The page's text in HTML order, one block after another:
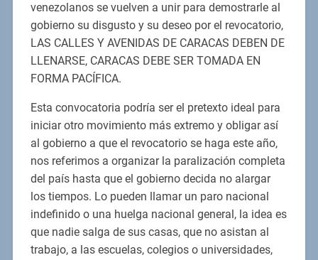
venezolanos se vuelven a unir para demostrarle al
gobierno su disgusto y su deseo por el revocatorio,
LAS CALLES Y AVENIDAS DE CARACAS DEBEN DE
LLENARSE, CARACAS DEBE SER TOMADA EN
FORMA PACÍFICA.
Esta convocatoria podría ser el pretexto ideal para
iniciar otro movimiento más extremo y obligar así
al gobierno a que el revocatorio se haga este año,
nos referimos a organizar la paralización completa
del país hasta que el gobierno decida no alargar
los tiempos. Lo pueden llamar un paro nacional
indefinido o una huelga nacional general, la idea es
que nadie salga de sus casas, que no asistan al
trabajo, a las escuelas, colegios o universidades,